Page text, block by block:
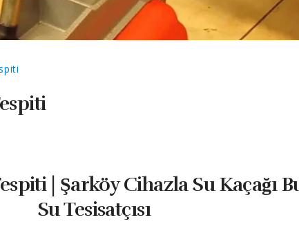
| Şarköy Cihazla Su Kaçağı
Su Tesisatçısı